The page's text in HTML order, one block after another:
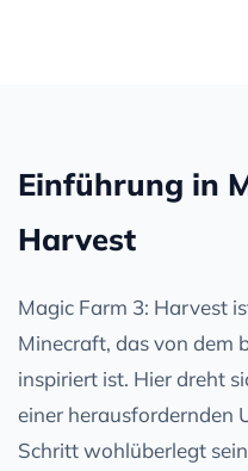
Einführung in
Harvest
Magic Farm 3: Harvest
Minecraft, das von dem
inspiriert ist. Hier dreht
einer herausfordernden
Schritt wohlüberlegt